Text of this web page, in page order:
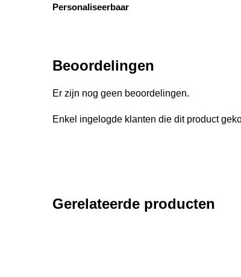
Personaliseerbaar
Beoordelingen
Er zijn nog geen beoordelingen.
Enkel ingelogde klanten die dit product
Gerelateerde producten